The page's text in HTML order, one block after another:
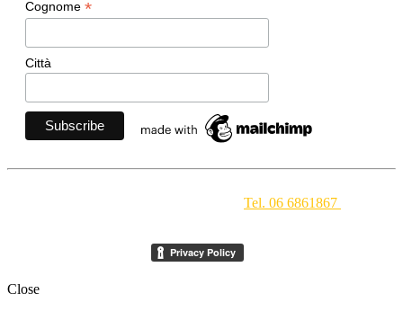
Cognome *
Città
Tel. 06 6861867
Close